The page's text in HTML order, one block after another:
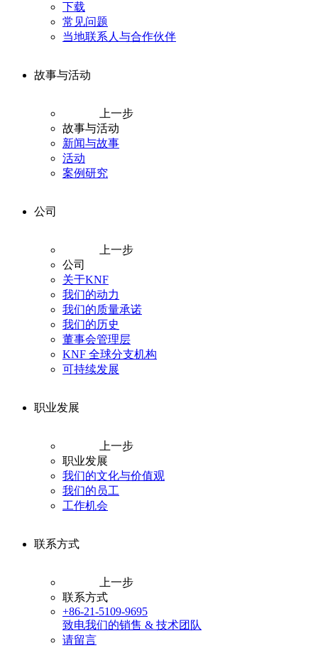
下载
常见问题
当地联系人与合作伙伴
故事与活动
上一步
故事与活动
新闻与故事
活动
案例研究
公司
上一步
公司
关于KNF
我们的动力
我们的质量承诺
我们的历史
董事会管理层
KNF 全球分支机构
可持续发展
职业发展
上一步
职业发展
我们的文化与价值观
我们的员工
工作机会
联系方式
上一步
联系方式
+86-21-5109-9695
致电我们的销售 & 技术团队
请留言